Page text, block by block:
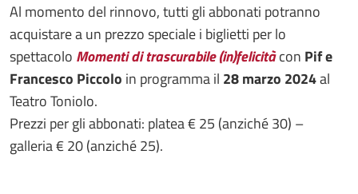
Al momento del rinnovo, tutti gli abbonati potranno
acquistare a un prezzo speciale i biglietti per lo
spettacolo Momenti di trascurabile (in)felicitàcon Pif e
Francesco Piccolo in programma il 28 marzo 2024al
Teatro Toniolo.
Prezzi per gli abbonati: platea € 25 (anziché 30) –
galleria € 20 (anziché 25).